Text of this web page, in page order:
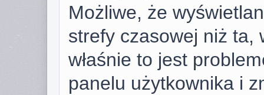
Możliwe, że
strefy czasowej niż ta,
właśnie to jest
panelu użytkownika i